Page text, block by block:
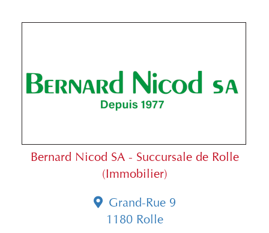
Bernard Nicod SA - Succursale de Rolle
(Immobilier)
Grand-Rue 9
1180 Rolle